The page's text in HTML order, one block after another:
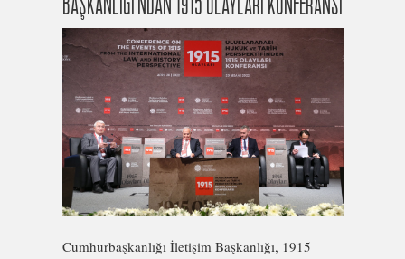
Cumhurbaşkanlığı İletişim Başkanlığı, 1915